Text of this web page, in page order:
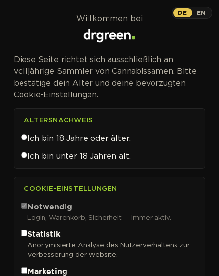
Buddha Seeds
Sortieren nach
DE EN
Willkommen bei
Diese Seite richtet sich ausschließlich an
volljährige Sammler von Cannabissamen. Bitte
bestätige dein Alter und deine bevorzugten
Cookie-Einstellungen.
ALTERSNACHWEIS
Ich bin 18 Jahre oder älter.
Ich bin unter 18 Jahren alt.
COOKIE-EINSTELLUNGEN
Notwendig
Login, Warenkorb, Sicherheit — immer aktiv.
Statistik
Anonymisierte Analyse des Nutzerverhaltens zur
Verbesserung der Website.
Marketing